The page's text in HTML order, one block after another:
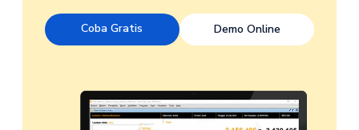
Coba Gratis Demo Online